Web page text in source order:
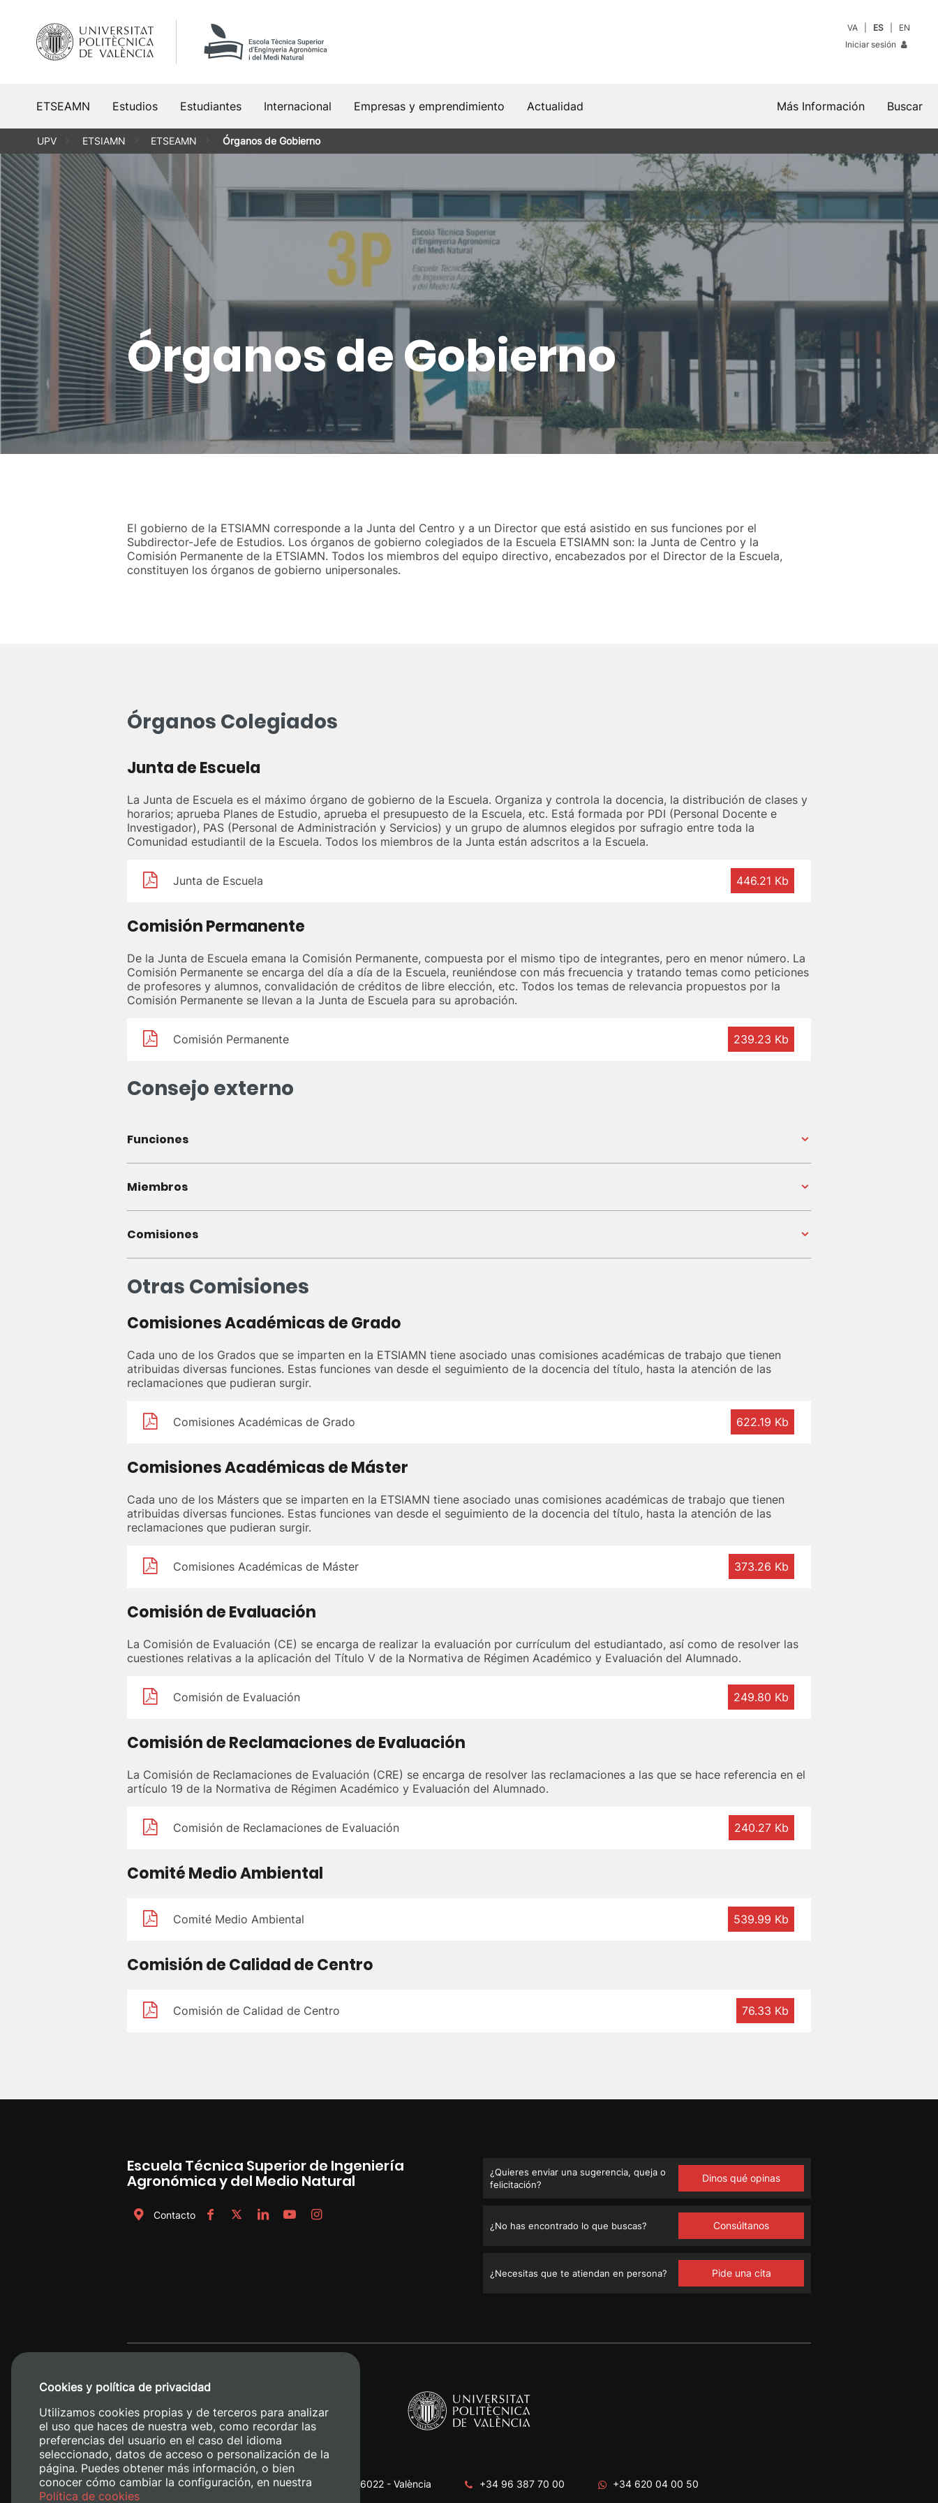
contenido
VA ES
EN
Iniciar sesión
ETSEAMN Estudios Estudiantes Internacional Empresas y emprendimiento Actualidad Buscar
Más Información
UPV ETSIAMN ETSEAMN Órganos de Gobierno
Órganos de Gobierno
El gobierno de la ETSIAMN corresponde a la Junta del Centro y a un Director que está asistido en sus funciones por el
Subdirector-Jefe de Estudios. Los órganos de gobierno colegiados de la Escuela ETSIAMN son: la Junta de Centro y la
Comisión Permanente de la ETSIAMN. Todos los miembros del equipo directivo, encabezados por el Director de la Escuela,
constituyen los órganos de gobierno unipersonales.
Órganos Colegiados
Junta de Escuela
La Junta de Escuela es el máximo órgano de gobierno de la Escuela. Organiza y controla la docencia, la distribución de clases y
horarios; aprueba Planes de Estudio, aprueba el presupuesto de la Escuela, etc. Está formada por PDI (Personal Docente e
Investigador), PAS (Personal de Administración y Servicios) y un grupo de alumnos elegidos por sufragio entre toda la
Comunidad estudiantil de la Escuela. Todos los miembros de la Junta están adscritos a la Escuela.
446.21 Kb
Junta de Escuela
Comisión Permanente
De la Junta de Escuela emana la Comisión Permanente, compuesta por el mismo tipo de integrantes, pero en menor número. La
Comisión Permanente se encarga del día a día de la Escuela, reuniéndose con más frecuencia y tratando temas como peticiones
de profesores y alumnos, convalidación de créditos de libre elección, etc. Todos los temas de relevancia propuestos por la
Comisión Permanente se llevan a la Junta de Escuela para su aprobación.
239.23 Kb
Comisión Permanente
Consejo externo
Funciones
Miembros
Comisiones
Otras Comisiones
Comisiones Académicas de Grado
Cada uno de los Grados que se imparten en la ETSIAMN tiene asociado unas comisiones académicas de trabajo que tienen
atribuidas diversas funciones. Estas funciones van desde el seguimiento de la docencia del título, hasta la atención de las
reclamaciones que pudieran surgir.
622.19 Kb
Comisiones Académicas de Grado
Comisiones Académicas de Máster
Cada uno de los Másters que se imparten en la ETSIAMN tiene asociado unas comisiones académicas de trabajo que tienen
atribuidas diversas funciones. Estas funciones van desde el seguimiento de la docencia del título, hasta la atención de las
reclamaciones que pudieran surgir.
373.26 Kb
Comisiones Académicas de Máster
Comisión de Evaluación
La Comisión de Evaluación (CE) se encarga de realizar la evaluación por currículum del estudiantado, así como de resolver las
cuestiones relativas a la aplicación del Título V de la Normativa de Régimen Académico y Evaluación del Alumnado.
249.80 Kb
Comisión de Evaluación
Comisión de Reclamaciones de Evaluación
La Comisión de Reclamaciones de Evaluación (CRE) se encarga de resolver las reclamaciones a las que se hace referencia en el
artículo 19 de la Normativa de Régimen Académico y Evaluación del Alumnado.
240.27 Kb
Comisión de Reclamaciones de Evaluación
Comité Medio Ambiental
539.99 Kb
Comité Medio Ambiental
Comisión de Calidad de Centro
76.33 Kb
Comisión de Calidad de Centro
Escuela Técnica Superior de Ingeniería
Agronómica y del Medio Natural
Contacto
¿Quieres enviar una sugerencia, queja o
felicitación?
Dinos qué opinas
¿No has encontrado lo que buscas? Consúltanos
¿Necesitas que te atiendan en persona? Pide una cita
Camino de Vera, s/n. 46022 - València +34 96 387 70 00 +34 620 04 00 50
Cookies y política de privacidad
Utilizamos cookies propias y de terceros para analizar
el uso que haces de nuestra web, como recordar las
preferencias del usuario en el caso del idioma
seleccionado, datos de acceso o personalización de la
página. Puedes obtener más información, o bien
conocer cómo cambiar la configuración, en nuestra
Política de cookies